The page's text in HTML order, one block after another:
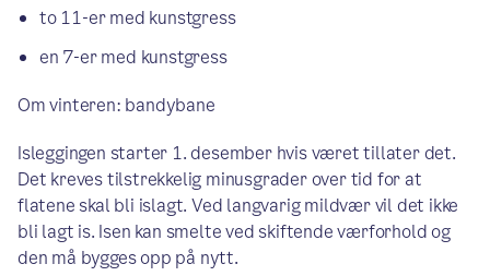
to 11-er med kunstgress
en 7-er med kunstgress
Om vinteren: bandybane
Isleggingen starter 1. desember hvis været tillater det.
Det kreves tilstrekkelig minusgrader over tid for at
flatene skal bli islagt. Ved langvarig mildvær vil det ikke
bli lagt is. Isen kan smelte ved skiftende værforhold og
den må bygges opp på nytt.